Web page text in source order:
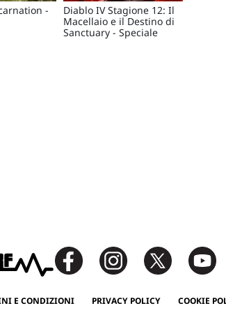
-
Diablo IV Stagione 12: Il
Macellaio e il Destino di
Sanctuary - Speciale
E CONDIZIONI PRIVACY POLICY COOKIE